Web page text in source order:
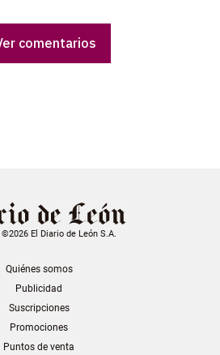
comentarios
El Diario de León S.A.
Quiénes somos
Publicidad
Suscripciones
Promociones
Puntos de venta